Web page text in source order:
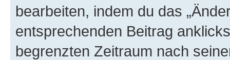
bearbeiten, indem du das
entsprechenden Beitrag
begrenzten Zeitraum nach